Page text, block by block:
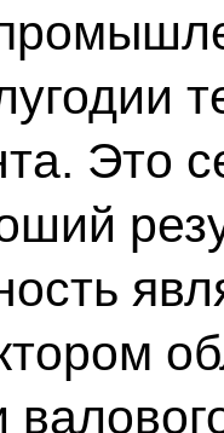
Это